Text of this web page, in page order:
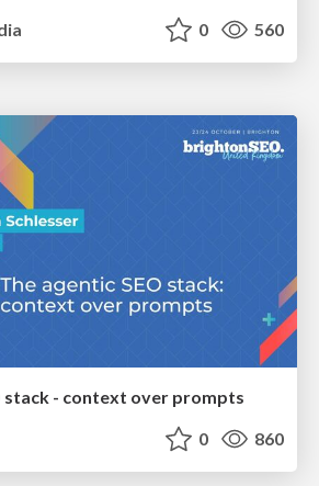
0 560
stack - context over prompts
0 860